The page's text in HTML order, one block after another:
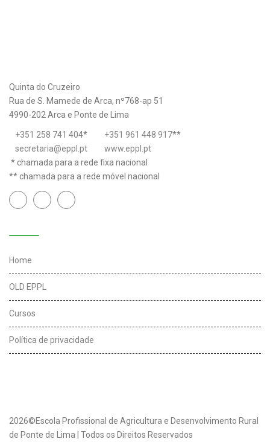
Quinta do Cruzeiro
Rua de S. Mamede de Arca, nº768-ap 51
4990-202 Arca e Ponte de Lima
+351 258 741 404* +351 961 448 917**
secretaria@eppl.pt
www.eppl.pt
* chamada para a rede fixa nacional
** chamada para a rede móvel nacional
Home
OLD EPPL
Cursos
Política de privacidade
2026©Escola Profissional de Agricultura e Desenvolvimento Rural
de Ponte de Lima | Todos os Direitos Reservados